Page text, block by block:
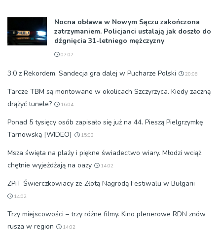
Nocna obława w Nowym Sączu zakończona
zatrzymaniem. Policjanci ustalają jak doszło do
dźgnięcia 31-letniego mężczyzny
07:07
3:0 z Rekordem. Sandecja gra dalej w Pucharze Polski 20:08
Tarcze TBM są montowane w okolicach Szczyrzyca. Kiedy zaczną
drążyć tunele?
16:04
Ponad 5 tysięcy osób zapisało się już na 44. Pieszą Pielgrzymkę
Tarnowską [WIDEO]
15:03
Msza święta na plaży i piękne świadectwo wiary. Młodzi wciąż
chętnie wyjeżdżają na oazy
14:02
ZPiT Świerczkowiacy ze Złotą Nagrodą Festiwalu w Bułgarii
14:02
Trzy miejscowości – trzy różne filmy. Kino plenerowe RDN znów
rusza w region
14:02